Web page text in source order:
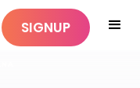
SIGNUP